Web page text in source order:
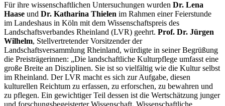
Für ihre wissenschaftlichen Untersuchungen wurden Dr. Lena
Haase und Dr. Katharina Thielen im Rahmen einer Feierstunde
im Landeshaus in Köln mit dem Wissenschaftspreis des
Landschaftsverbandes Rheinland (LVR) geehrt. Prof. Dr. Jürgen
Wilhelm, Stellvertretender Vorsitzender der
Landschaftsversammlung Rheinland, würdigte in seiner Begrüßung
die Preisträgerinnen: „Die landschaftliche Kulturpflege umfasst eine
große Breite an Disziplinen. Sie ist so vielfältig wie die Kultur selbst
im Rheinland. Der LVR macht es sich zur Aufgabe, diesen
kulturellen Reichtum zu erfassen, zu erforschen, zu bewahren und
zu pflegen. Ein gewichtiger Teil dessen ist die Wertschätzung junger